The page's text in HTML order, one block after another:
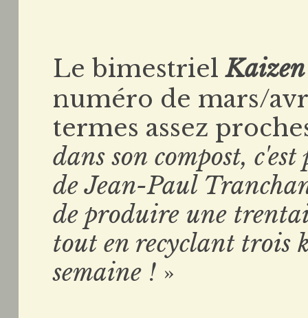
Le bimestrielKaizen
numéro de mars/
termes assez
dans son compost,
de Jean-Paul
de produire une
tout en recyclant trois
semaine ! »